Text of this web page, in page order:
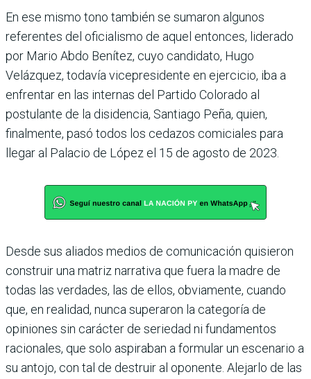
En ese mismo tono también se sumaron algunos
referentes del oficialismo de aquel entonces, liderado
por Mario Abdo Benítez, cuyo candidato, Hugo
Velázquez, todavía vicepresidente en ejercicio, iba a
enfrentar en las internas del Partido Colorado al
postulante de la disidencia, Santiago Peña, quien,
finalmente, pasó todos los cedazos comiciales para
llegar al Palacio de López el 15 de agosto de 2023.
Desde sus aliados medios de comunicación quisieron
construir una matriz narrativa que fuera la madre de
todas las verdades, las de ellos, obviamente, cuando
que, en realidad, nunca superaron la categoría de
opiniones sin carácter de seriedad ni fundamentos
racionales, que solo aspiraban a formular un escenario a
su antojo, con tal de destruir al oponente. Alejarlo de las